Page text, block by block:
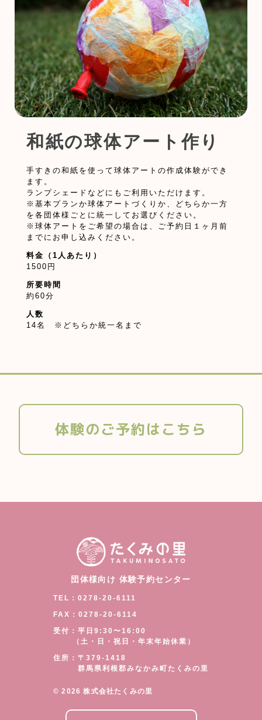
和紙の球体アート作り
手すきの和紙を使って球体アートの作成体験ができ
ます。
ランプシェードなどにもご利用いただけます。
※基本プランか球体アートづくりか、どちらか一方
を各団体様ごとに統一してお選びください。
※球体アートをご希望の場合は、ご予約日１ヶ月前
までにお申し込みください。
料金（1人あたり）
1500円
所要時間
約60分
人数
14名 ※どちらか統一名まで
体験のご予約はこちら
団体様向け 体験予約センター
TEL：0278-20-6111
FAX：0278-20-6114
受付：平日9:30〜16:00
（土・日・祝日・年末年始休業）
住所：〒379-1418
群馬県利根郡みなかみ町たくみの里
©︎ 2026 株式会社たくみの里